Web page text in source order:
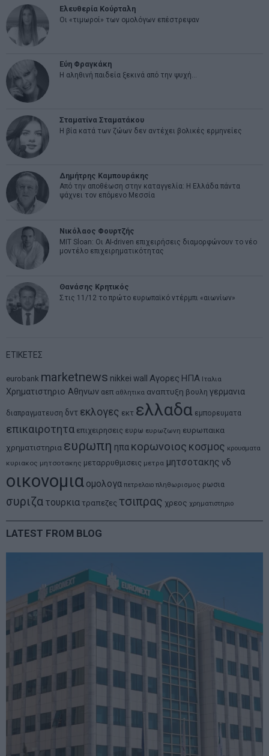
Ελευθερία Κούρταλη
Οι «τιμωροί» των ομολόγων επέστρεψαν
Εύη Φραγκάκη
Η αληθινή παιδεία ξεκινά από την ψυχή…
Σταματίνα Σταματάκου
Η βία κατά των ζώων δεν αντέχει βολικές ερμηνείες
Δημήτρης Καμπουράκης
Από την αποθέωση στην καταγγελία: Η Ελλάδα πάντα
ψάχνει τον επόμενο Μεσσία
Νικόλαος Φουρτζής
MIT Sloan: Οι AI-driven επιχειρήσεις διαμορφώνουν το νέο
μοντέλο επιχειρηματικότητας
Θανάσης Κρητικός
Στις 11/12 το πρώτο ευρωπαϊκό ντέρμπι «αιωνίων»
ΕΤΙΚΕΤΕΣ
eurobank marketnews nikkei wall Αγορες ΗΠΑ Ιταλια
Χρηματιστηριο Αθηνων αεπ αθλητικα αναπτυξη βουλη γερμανια
διαπραγματευση δντ εκλογες εκτ ελλαδα εμπορευματα
επικαιροτητα επιχειρησεις ευρω ευρωζωνη ευρωπαικα
χρηματιστηρια ευρωπη ηπα κορωνοιος κοσμος κρουσματα
κυριακος μητσοτακης μεταρρυθμισεις μετρα μητσοτακης νδ
οικονομια ομολογα πετρελαιο πληθωρισμος ρωσια
συριζα τουρκια τραπεζες τσιπρας χρεος χρηματιστηριο
LATEST FROM BLOG